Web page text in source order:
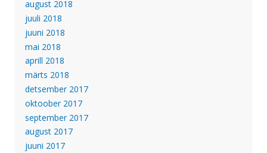
august 2018
juuli 2018
juuni 2018
mai 2018
aprill 2018
märts 2018
detsember 2017
oktoober 2017
september 2017
august 2017
juuni 2017